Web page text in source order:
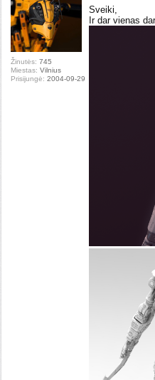
Žinutės: 745
Miestas: Vilnius
Prisijungė: 2004-09-29
Sveiki,
Ir dar vienas